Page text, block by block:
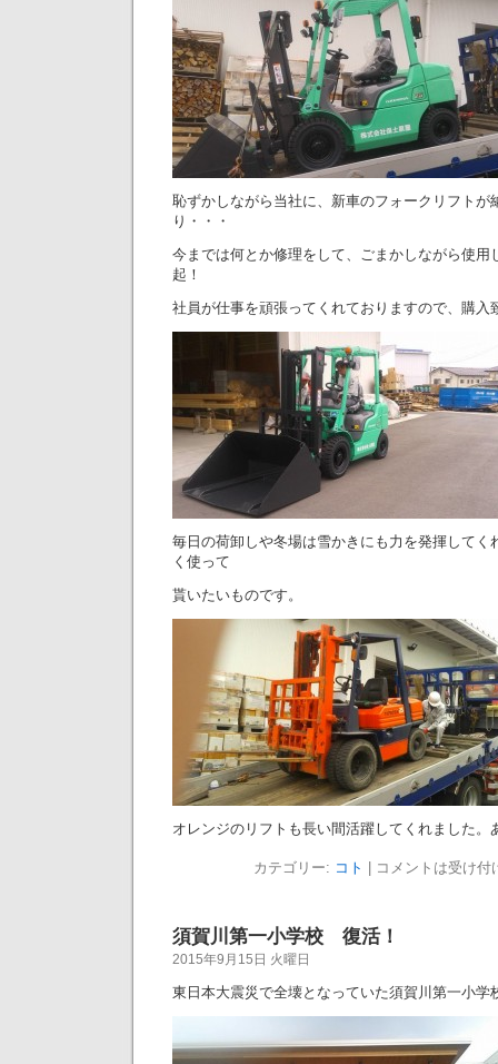
恥ずかしながら当社に、新車のフォークリフトが
り・・・
今までは何とか修理をして、ごまかしながら使用
起！
社員が仕事を頑張ってくれておりますので、購入
毎日の荷卸しや冬場は雪かきにも力を発揮してく
く使って
貰いたいものです。
オレンジのリフトも長い間活躍してくれました。
カテゴリー: コト コメントは受け付
須賀川第一小学校 復活！
2015年9月15日 火曜日
東日本大震災で全壊となっていた須賀川第一小学